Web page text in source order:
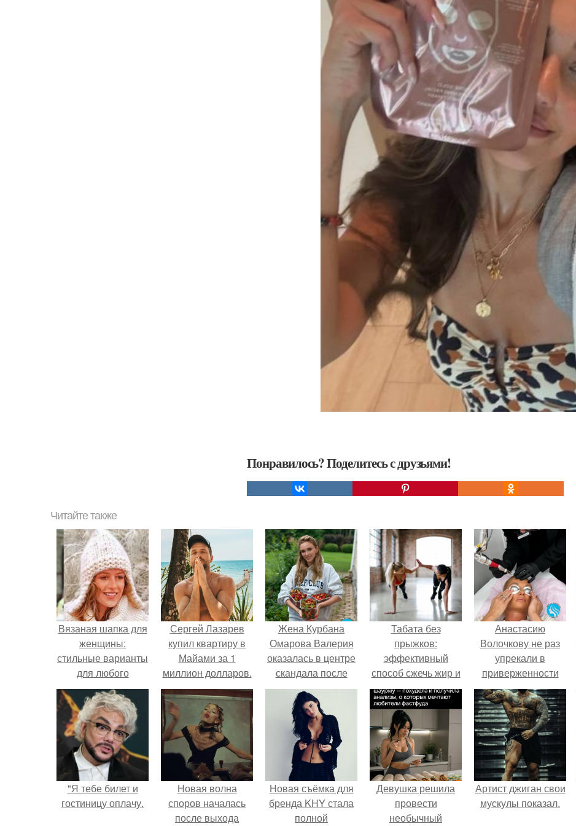
Понравилось? Поделитесь с друзьями!
Читайте также
Вязаная шапка для
женщины:
стильные варианты
для любого
возраста
Сергей Лазарев
купил квартиру в
Майами за 1
миллион долларов.
Жена Курбана
Омарова Валерия
оказалась в центре
скандала после
визита блогера
Марины ильиной в
её
косметологическую
клинику.
Табата без
прыжков:
эффективный
способ сжечь жир и
получить
подтянутое тело
Анастасию
Волочкову не раз
упрекали в
приверженности
устаревшим бьюти -
процедурам.
"Я тебе билет и
гостиницу оплачу.
Новая волна
споров началась
после выхода
Новая съёмка для
бренда KHY стала
полной
Девушка решила
провести
необычный
Артист джиган свои
мускулы показал.